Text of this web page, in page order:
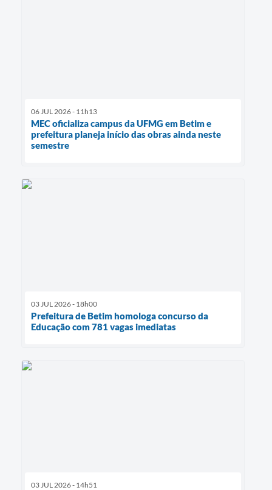
06 JUL 2026 - 11h13
MEC oficializa campus da UFMG em Betim e
prefeitura planeja início das obras ainda neste
semestre
03 JUL 2026 - 18h00
Prefeitura de Betim homologa concurso da
Educação com 781 vagas imediatas
03 JUL 2026 - 14h51